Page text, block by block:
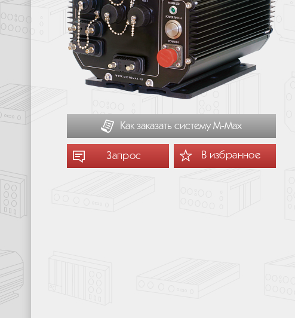
Как заказать систему М-Мах
Запрос В избранное